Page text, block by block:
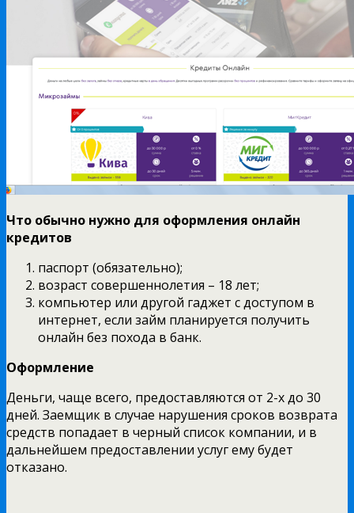
Что обычно нужно для оформления онлайн
кредитов
паспорт (обязательно);
возраст совершеннолетия – 18 лет;
компьютер или другой гаджет с доступом в
интернет, если займ планируется получить
онлайн без похода в банк.
Оформление
Деньги, чаще всего, предоставляются от 2-х до 30
дней. Заемщик в случае нарушения сроков возврата
средств попадает в черный список компании, и в
дальнейшем предоставлении услуг ему будет
отказано.